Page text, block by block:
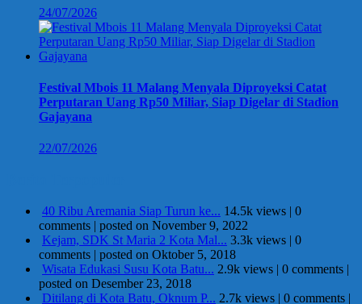
24/07/2026
Festival Mbois 11 Malang Menyala Diproyeksi Catat
Perputaran Uang Rp50 Miliar, Siap Digelar di Stadion
Gajayana
22/07/2026
40 Ribu Aremania Siap Turun ke... 14.5k views | 0
comments | posted on November 9, 2022
Kejam, SDK St Maria 2 Kota Mal... 3.3k views | 0
comments | posted on Oktober 5, 2018
Wisata Edukasi Susu Kota Batu... 2.9k views | 0 comments |
posted on Desember 23, 2018
Ditilang di Kota Batu, Oknum P... 2.7k views | 0 comments |